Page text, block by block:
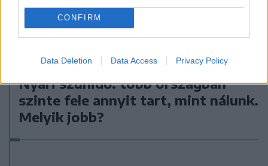
CONFIRM
Data Deletion Data Access Privacy Policy
2026. augusztus 08., szombat
Nyári szünidő: több országban
szinte fele annyit tart, mint nálunk.
Melyik jobb?